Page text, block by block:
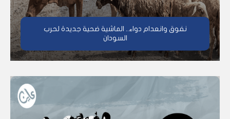
نفوق وانعدام دواء.. الماشية ضحية جديدة لحرب
السودان